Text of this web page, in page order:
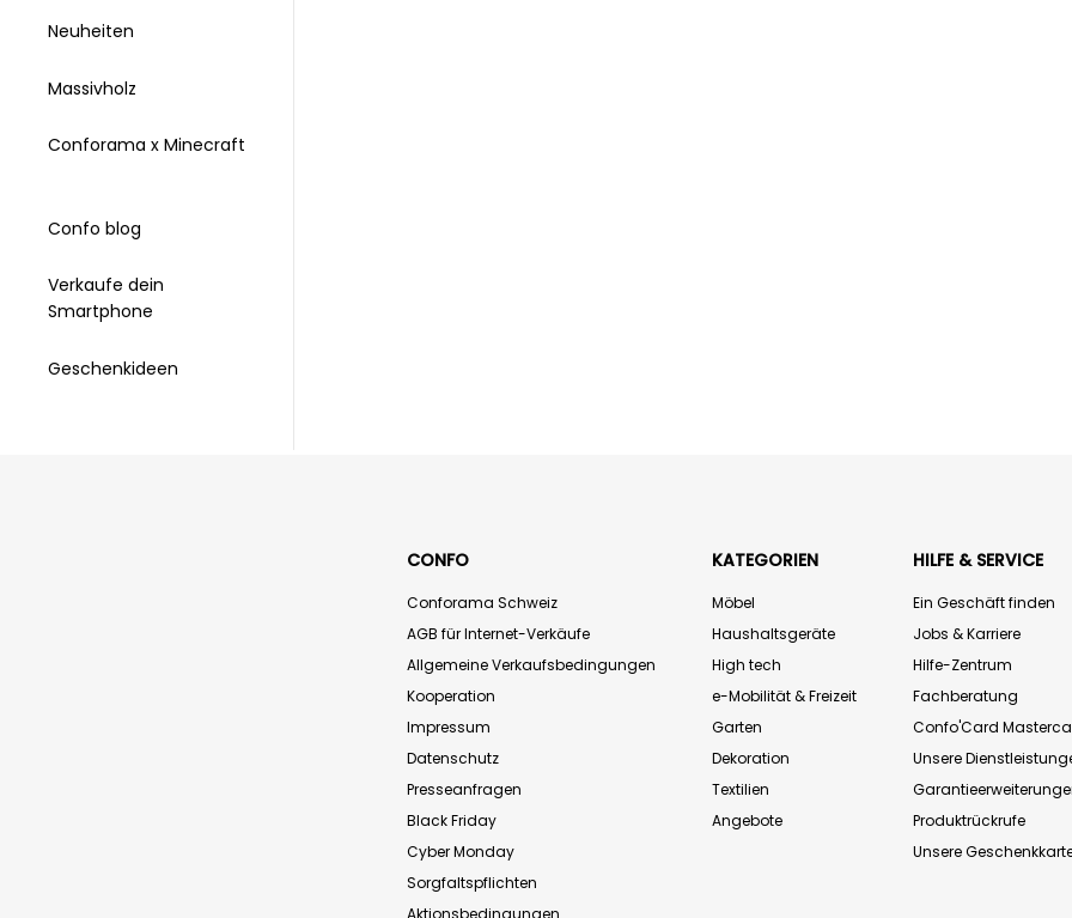
Neuheiten
Massivholz
Conforama x Minecraft
Confo blog
Verkaufe dein
Smartphone
Geschenkideen
CONFO
Conforama Schweiz
AGB für Internet-Verkäufe
Allgemeine Verkaufsbedingungen
Kooperation
Impressum
Datenschutz
Presseanfragen
Black Friday
Cyber Monday
Sorgfaltspflichten
KATEGORIEN
Möbel
Haushaltsgeräte
High tech
e-Mobilität & Freizeit
Garten
Dekoration
Textilien
Angebote
HILFE & SERVICE
Ein Geschäft finden
Jobs & Karriere
Hilfe-Zentrum
Fachberatung
Confo'Card
Unsere
Produktrückrufe
Unsere